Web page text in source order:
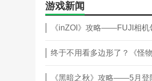
游戏新闻
《inZOI》攻略——FUJI相机